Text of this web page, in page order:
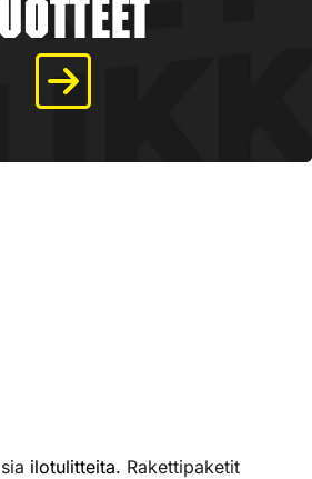
ilotulitteita. Rakettipaketit